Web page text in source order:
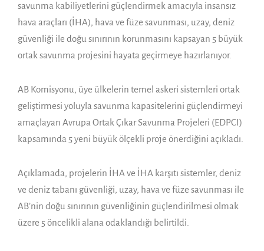
savunma kabiliyetlerini güçlendirmek amacıyla insansız
hava araçları (İHA), hava ve füze savunması, uzay, deniz
güvenliği ile doğu sınırının korunmasını kapsayan 5 büyük
ortak savunma projesini hayata geçirmeye hazırlanıyor.
AB Komisyonu, üye ülkelerin temel askeri sistemleri ortak
geliştirmesi yoluyla savunma kapasitelerini güçlendirmeyi
amaçlayan Avrupa Ortak Çıkar Savunma Projeleri (EDPCI)
kapsamında 5 yeni büyük ölçekli proje önerdiğini açıkladı.
Açıklamada, projelerin İHA ve İHA karşıtı sistemler, deniz
ve deniz tabanı güvenliği, uzay, hava ve füze savunması ile
AB’nin doğu sınırının güvenliğinin güçlendirilmesi olmak
üzere 5 öncelikli alana odaklandığı belirtildi.